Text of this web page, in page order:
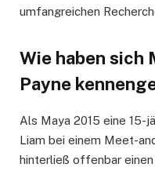
umfangreichen
Wie haben sich
Payne
Als Maya 2015 eine 15-
Liam bei einem Meet-
hinterließ offenbar